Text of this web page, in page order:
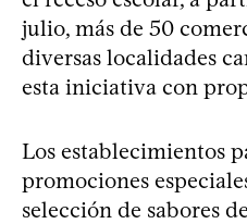
julio, más de 50
diversas localidades
esta iniciativa con
Los establecimientos
promociones
selección de sabores